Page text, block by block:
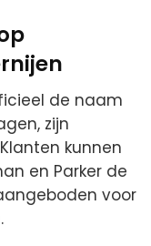
de naam
zijn
kunnen
en Parker de
voor